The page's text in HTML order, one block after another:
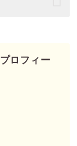
ロフィー